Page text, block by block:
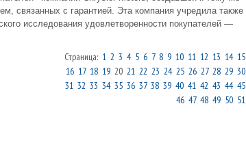
связанных с гарантией. Эта компания учредила также
исследования удовлетворенности покупателей —
Страница: 1 2 3 4 5 6 7 8 9 10 11 12 13 14 15
16 17 18 1920 21 22 23 24 25 26 27 28 29 30
31 32 33 34 35 36 37 38 39 40 41 42 43 44 45
46 47 48 49 50 51